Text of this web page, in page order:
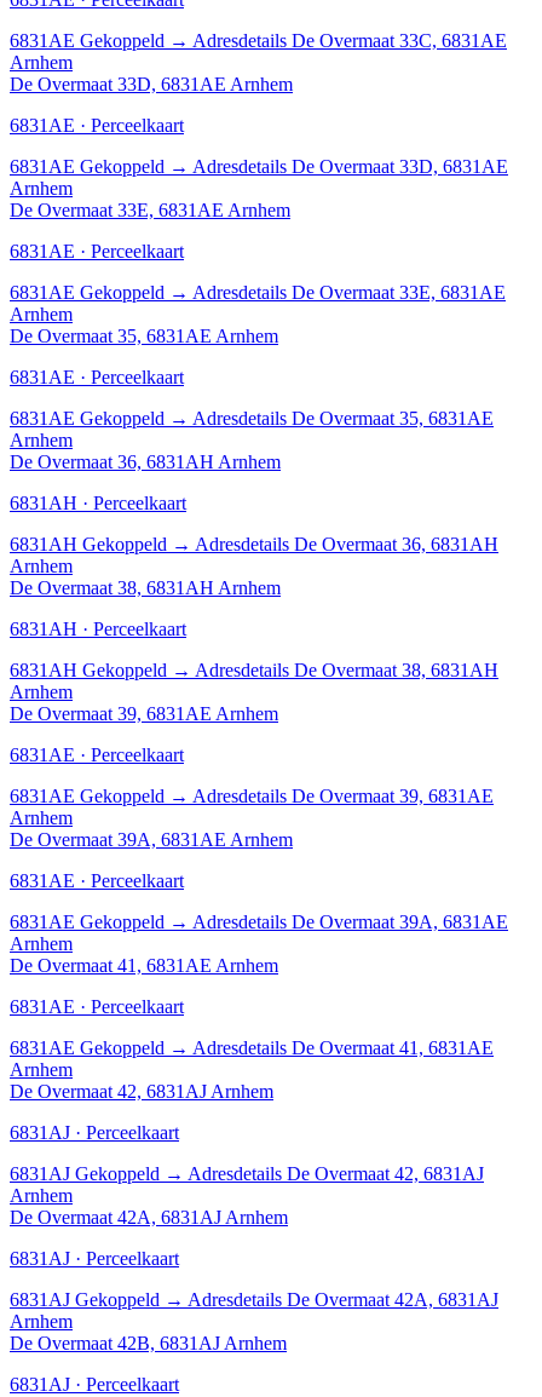
6831AE Gekoppeld → Adresdetails De Overmaat 33C, 6831AE
Arnhem
De Overmaat 33D, 6831AE Arnhem
6831AE · Perceelkaart
6831AE Gekoppeld → Adresdetails De Overmaat 33D, 6831AE
Arnhem
De Overmaat 33E, 6831AE Arnhem
6831AE · Perceelkaart
6831AE Gekoppeld → Adresdetails De Overmaat 33E, 6831AE
Arnhem
De Overmaat 35, 6831AE Arnhem
6831AE · Perceelkaart
6831AE Gekoppeld → Adresdetails De Overmaat 35, 6831AE
Arnhem
De Overmaat 36, 6831AH Arnhem
6831AH · Perceelkaart
6831AH Gekoppeld → Adresdetails De Overmaat 36, 6831AH
Arnhem
De Overmaat 38, 6831AH Arnhem
6831AH · Perceelkaart
6831AH Gekoppeld → Adresdetails De Overmaat 38, 6831AH
Arnhem
De Overmaat 39, 6831AE Arnhem
6831AE · Perceelkaart
6831AE Gekoppeld → Adresdetails De Overmaat 39, 6831AE
Arnhem
De Overmaat 39A, 6831AE Arnhem
6831AE · Perceelkaart
6831AE Gekoppeld → Adresdetails De Overmaat 39A, 6831AE
Arnhem
De Overmaat 41, 6831AE Arnhem
6831AE · Perceelkaart
6831AE Gekoppeld → Adresdetails De Overmaat 41, 6831AE
Arnhem
De Overmaat 42, 6831AJ Arnhem
6831AJ · Perceelkaart
6831AJ Gekoppeld → Adresdetails De Overmaat 42, 6831AJ
Arnhem
De Overmaat 42A, 6831AJ Arnhem
6831AJ · Perceelkaart
6831AJ Gekoppeld → Adresdetails De Overmaat 42A, 6831AJ
Arnhem
De Overmaat 42B, 6831AJ Arnhem
6831AJ · Perceelkaart